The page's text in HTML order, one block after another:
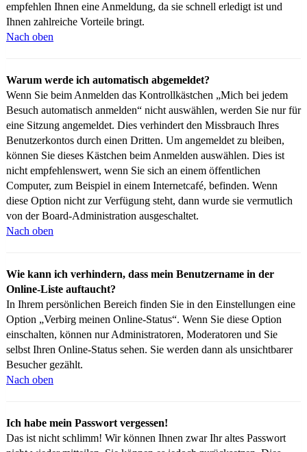
empfehlen Ihnen eine Anmeldung, da sie schnell erledigt ist und
Ihnen zahlreiche Vorteile bringt.
Nach oben
Warum werde ich automatisch abgemeldet?
Wenn Sie beim Anmelden das Kontrollkästchen „Mich bei jedem
Besuch automatisch anmelden“ nicht auswählen, werden Sie nur für
eine Sitzung angemeldet. Dies verhindert den Missbrauch Ihres
Benutzerkontos durch einen Dritten. Um angemeldet zu bleiben,
können Sie dieses Kästchen beim Anmelden auswählen. Dies ist
nicht empfehlenswert, wenn Sie sich an einem öffentlichen
Computer, zum Beispiel in einem Internetcafé, befinden. Wenn
diese Option nicht zur Verfügung steht, dann wurde sie vermutlich
von der Board-Administration ausgeschaltet.
Nach oben
Wie kann ich verhindern, dass mein Benutzername in der
Online-Liste auftaucht?
In Ihrem persönlichen Bereich finden Sie in den Einstellungen eine
Option „Verbirg meinen Online-Status“. Wenn Sie diese Option
einschalten, können nur Administratoren, Moderatoren und Sie
selbst Ihren Online-Status sehen. Sie werden dann als unsichtbarer
Besucher gezählt.
Nach oben
Ich habe mein Passwort vergessen!
Das ist nicht schlimm! Wir können Ihnen zwar Ihr altes Passwort